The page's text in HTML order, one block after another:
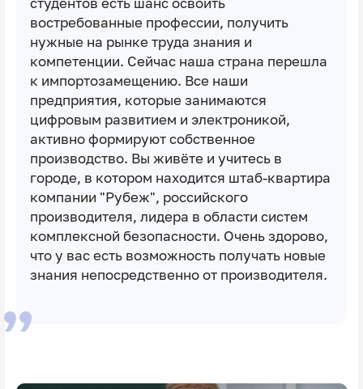
студентов есть шанс освоить
востребованные профессии, получить
нужные на рынке труда знания и
компетенции. Сейчас наша страна перешла
к импортозамещению. Все наши
предприятия, которые занимаются
цифровым развитием и электроникой,
активно формируют собственное
производство. Вы живёте и учитесь в
городе, в котором находится штаб-квартира
компании "Рубеж", российского
производителя, лидера в области систем
комплексной безопасности. Очень здорово,
что у вас есть возможность получать новые
знания непосредственно от производителя.